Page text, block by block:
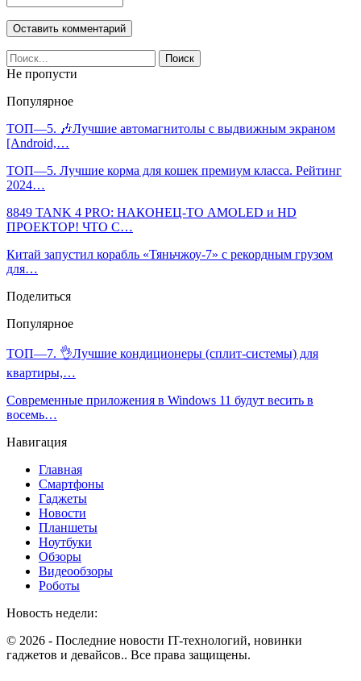
Не пропусти
Популярное
ТОП—5. 🎶Лучшие автомагнитолы с выдвижным экраном
[Android,…
ТОП—5. Лучшие корма для кошек премиум класса. Рейтинг
2024…
8849 TANK 4 PRO: НАКОНЕЦ-ТО AMOLED и HD
ПРОЕКТОР! ЧТО С…
Китай запустил корабль «Тяньчжоу-7» с рекордным грузом
для…
Поделиться
Популярное
ТОП—7. 👌Лучшие кондиционеры (сплит-системы) для
квартиры,…
Современные приложения в Windows 11 будут весить в
восемь…
Навигация
Главная
Смартфоны
Гаджеты
Новости
Планшеты
Ноутбуки
Обзоры
Видеообзоры
Роботы
Новость недели:
© 2026 - Последние новости IT-технологий, новинки
гаджетов и девайсов.. Все права защищены.